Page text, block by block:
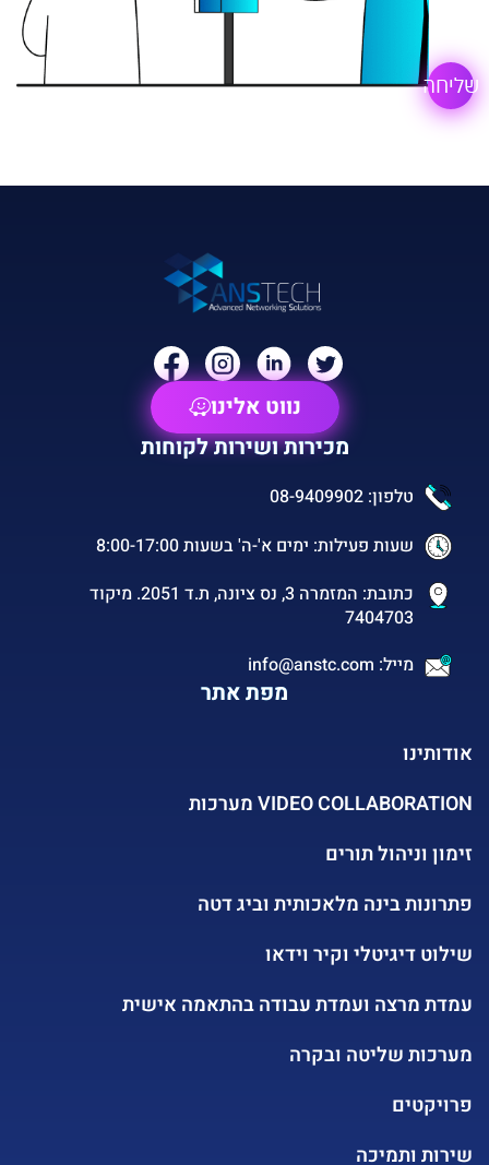
שליחה
נווט אלינו
מכירות ושירות לקוחות
טלפון: 08-9409902
שעות פעילות: ימים א'-ה' בשעות 8:00-17:00
כתובת: המזמרה 3, נס ציונה, ת.ד 2051. מיקוד
7404703
מייל: info@anstc.com
מפת אתר
אודותינו
VIDEO COLLABORATION מערכות
זימון וניהול תורים
פתרונות בינה מלאכותית וביג דטה
שילוט דיגיטלי וקיר וידאו
עמדת מרצה ועמדת עבודה בהתאמה אישית
מערכות שליטה ובקרה
פרויקטים
שירות ותמיכה